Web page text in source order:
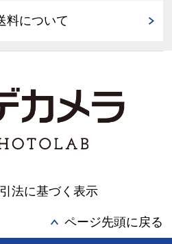
料について
法に基づく表示
ページ先頭に戻る